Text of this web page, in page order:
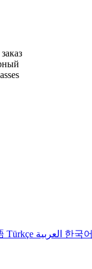
Türkçe 한국어